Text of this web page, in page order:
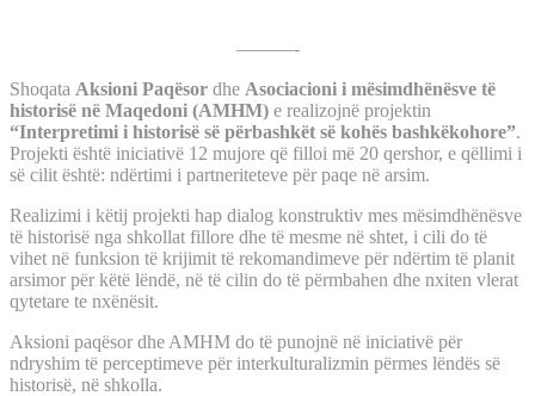
———-
Shoqata Aksioni Paqësor dhe Asociacioni i mësimdhënësve të
historisë në Maqedoni (AMHM) e realizojnë projektin
“Interpretimi i historisë së përbashkët së kohës bashkëkohore”.
Projekti është iniciativë 12 mujore që filloi më 20 qershor, e qëllimi i
së cilit është: ndërtimi i partneriteteve për paqe në arsim.
Realizimi i këtij projekti hap dialog konstruktiv mes mësimdhënësve
të historisë nga shkollat fillore dhe të mesme në shtet, i cili do të
vihet në funksion të krijimit të rekomandimeve për ndërtim të planit
arsimor për këtë lëndë, në të cilin do të përmbahen dhe nxiten vlerat
qytetare te nxënësit.
Aksioni paqësor dhe AMHM do të punojnë në iniciativë për
ndryshim të perceptimeve për interkulturalizmin përmes lëndës së
historisë, në shkolla.